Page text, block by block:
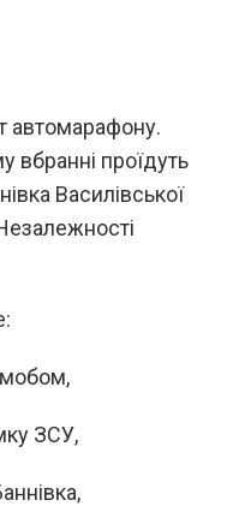
автомарафону.
вбранні проїдуть
Василівської
ЗСУ,